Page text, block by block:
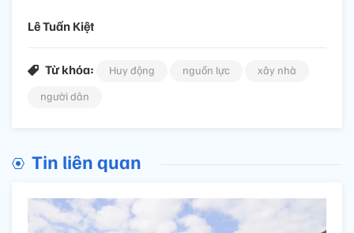
Lê Tuấn Kiệt
Từ khóa: Huy động nguồn lực
xây nhà
người dân
Tin liên quan